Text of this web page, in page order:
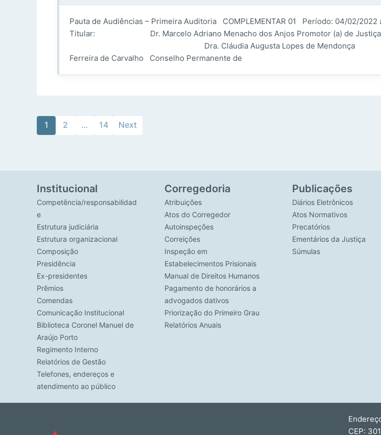
Pauta de Audiências – Primeira Auditoria COMPLEMENTAR 01 Período: 04/02/
Titular: Dr. Marcelo Adriano Menacho dos Anjos Promotor (a) de
Dra. Cláudia Augusta Lopes de Mendonça
Ferreira de Carvalho Conselho Permanente de
1 2 … 14 Next
Institucional
Competência/responsabilidad
e
Estrutura judiciária
Estrutura organizacional
Composição
Presidência
Ex-presidentes
Prêmios
Comendas
Comunicação Institucional
Biblioteca Coronel Manuel de
Araújo Porto
Regimento Interno
Relatórios de Gestão
Telefones, endereços e
atendimento ao público
Corregedoria
Atribuições
Atos do Corregedor
Autoinspeções
Correições
Inspeção em
Estabelecimentos Prisionais
Manual de Direitos Humanos
Pagamento de honorários a
advogados dativos
Priorização do Primeiro Grau
Relatórios Anuais
Publicações
Diários Eletrônicos
Atos Normativos
Precatórios
Ementários da Justiça
Súmulas
CEP: